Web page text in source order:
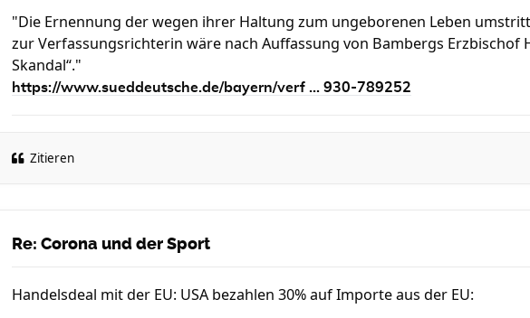
"Die Ernennung der wegen ihrer Haltung zum ungeborenen Leben
zur Verfassungsrichterin wäre nach Auffassung von Bambergs Erzbischof
Skandal“."
https://www.sueddeutsche.de/bayern/verf ... 930-789252
Zitieren
Re: Corona und der Sport
Handelsdeal mit der EU: USA bezahlen 30% auf Importe aus der EU: